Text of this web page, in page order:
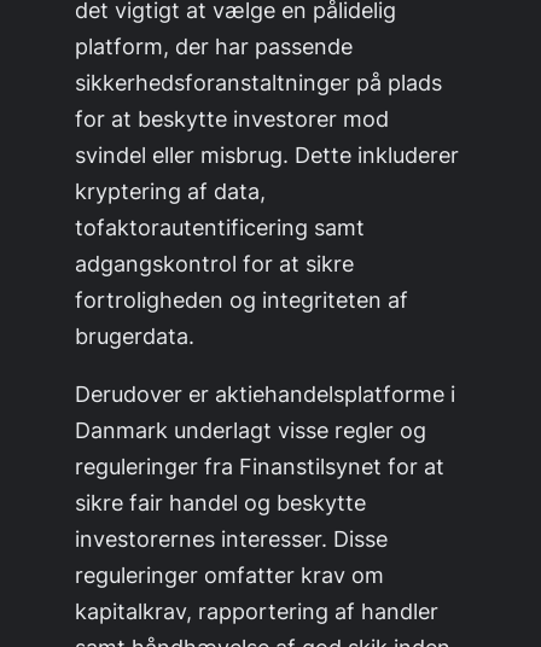
det vigtigt at vælge en pålidelig
platform, der har passende
sikkerhedsforanstaltninger på plads
for at beskytte investorer mod
svindel eller misbrug. Dette inkluderer
kryptering af data,
tofaktorautentificering samt
adgangskontrol for at sikre
fortroligheden og integriteten af
brugerdata.
Derudover er aktiehandelsplatforme i
Danmark underlagt visse regler og
reguleringer fra Finanstilsynet for at
sikre fair handel og beskytte
investorernes interesser. Disse
reguleringer omfatter krav om
kapitalkrav, rapportering af handler